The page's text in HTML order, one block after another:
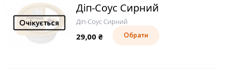
Очікується
Діп-Соус Сирний
Діп-Соус Сирний
29,00 ₴ Обрати